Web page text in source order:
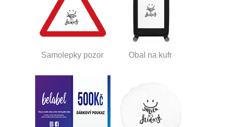
Samolepky pozor Obal na kufr